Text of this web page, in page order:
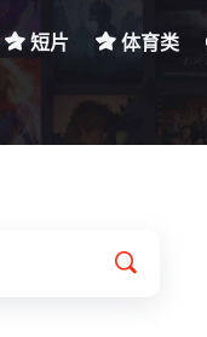
短片 体育类